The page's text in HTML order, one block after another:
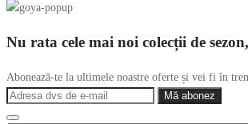
Nu rata cele mai noi colecții de
Abonează-te la ultimele noastre oferte și vei fi în